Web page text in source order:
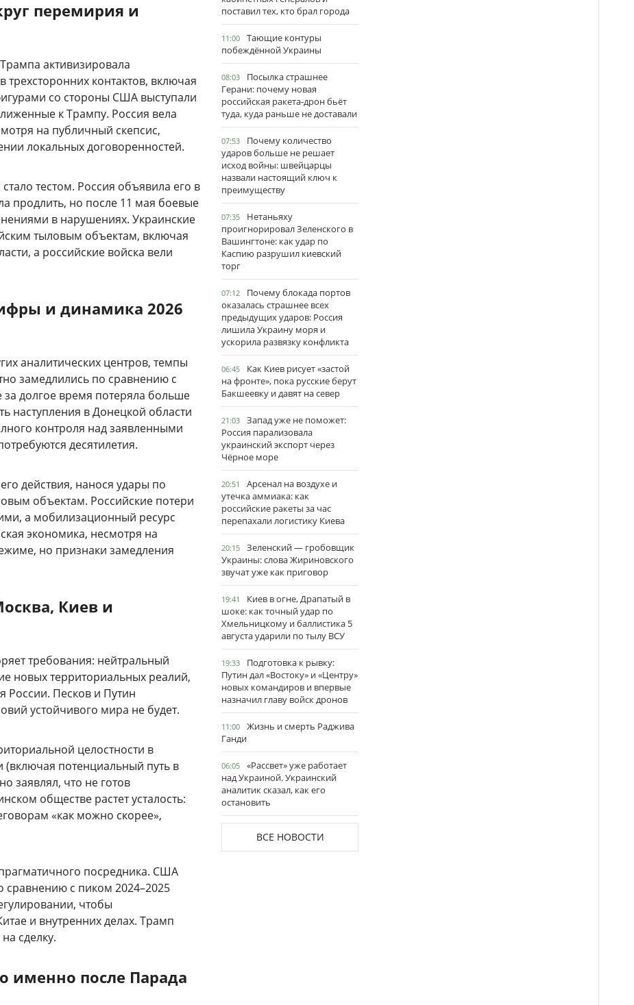
перемирия и
активизировала
контактов, включая
со стороны США выступали
к Трампу. Россия вела
на публичный скепсис,
локальных договоренностей.
тестом. Россия объявила его в
продлить, но после 11 мая боевые
в нарушениях. Украинские
тыловым объектам, включая
а российские войска вели
и динамика 2026
аналитических центров, темпы
замедлились по сравнению с
долгое время потеряла больше
наступления в Донецкой области
контроля над заявленными
десятилетия.
действия, нанося удары по
объектам. Российские потери
а мобилизационный ресурс
экономика, несмотря на
но признаки замедления
Киев и
требования: нейтральный
новых территориальных реалий,
России. Песков и Путин
устойчивого мира не будет.
целостности в
(включая потенциальный путь в
заявлял, что не готов
обществе растет усталость:
«как можно скорее»,
посредника. США
с пиком 2024–2025
чтобы
и внутренних делах. Трамп
сделку.
именно после Парада
поставил тех, кто брал города
11:00
Тающие контуры
побеждённой Украины
08:03
Посылка страшнее
Герани: почему новая
российская ракета-дрон бьёт
туда, куда раньше не доставали
07:53
Почему количество
ударов больше не решает
исход войны: швейцарцы
назвали настоящий ключ к
преимуществу
07:35
Нетаньяху
проигнорировал Зеленского в
Вашингтоне: как удар по
Каспию разрушил киевский
торг
07:12
Почему блокада портов
оказалась страшнее всех
предыдущих ударов: Россия
лишила Украину моря и
ускорила развязку конфликта
06:45
Как Киев рисует «застой
на фронте», пока русские берут
Бакшеевку и давят на север
21:03
Запад уже не поможет:
Россия парализовала
украинский экспорт через
Чёрное море
20:51
Арсенал на воздухе и
утечка аммиака: как
российские ракеты за час
перепахали логистику Киева
20:15
Зеленский — гробовщик
Украины: слова Жириновского
звучат уже как приговор
19:41
Киев в огне, Драпатый в
шоке: как точный удар по
Хмельницкому и баллистика 5
августа ударили по тылу ВСУ
19:33
Подготовка к рывку:
Путин дал «Востоку» и «Центру»
новых командиров и впервые
назначил главу войск дронов
11:00
Жизнь и смерть Раджива
Ганди
06:05
«Рассвет» уже работает
над Украиной. Украинский
аналитик сказал, как его
остановить
ВСЕ НОВОСТИ